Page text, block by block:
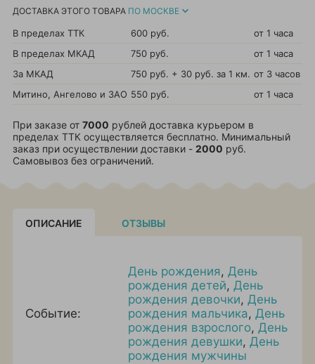
ДОСТАВКА ЭТОГО ТОВАРА ПО МОСКВЕ
В пределах ТТК 600 руб.
от 1 часа
В пределах МКАД
750 руб.
от 1 часа
За МКАД
750 руб. + 30 руб. за 1 км. от 3 часов
Митино, Ангелово и ЗАО 550 руб. от 1 часа
При заказе от 7000 рублей доставка курьером в
пределах ТТК осуществляется бесплатно. Минимальный
заказ при осуществлении доставки - 2000 руб.
Самовывоз без ограничений.
ОПИСАНИЕ ОТЗЫВЫ
Событие:
День рождения, День
рождения детей, День
рождения девочки, День
рождения мальчика, День
рождения взрослого, День
рождения девушки, День
рождения мужчины